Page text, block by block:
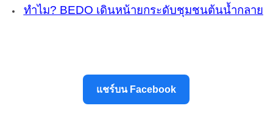
ทำไม? BEDO เดินหน้ายกระดับชุมชนต้นน้ำกลาย
แชร์บน Facebook